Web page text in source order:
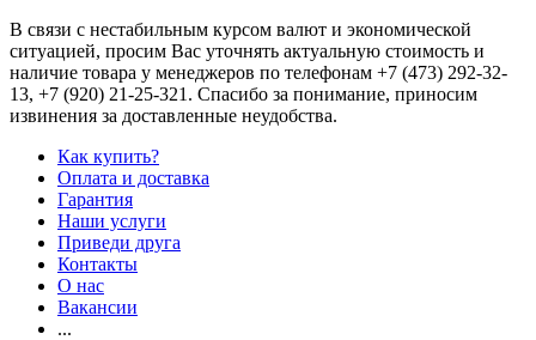
В связи с нестабильным курсом валют и экономической
ситуацией, просим Вас уточнять актуальную стоимость и
наличие товара у менеджеров по телефонам +7 (473) 292-32-
13, +7 (920) 21-25-321 . Спасибо за понимание, приносим
извинения за доставленные неудобства.
Как купить?
Оплата и доставка
Гарантия
Наши услуги
Приведи друга
Контакты
О нас
Вакансии
...